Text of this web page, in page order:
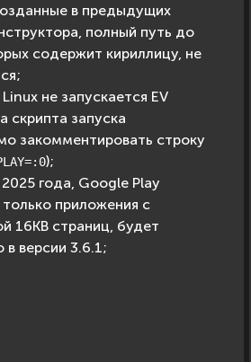
в предыдущих
полный путь до
содержит кириллицу, не
не запускается EV
скрипта запуска
закомментировать строку
);
года, Google Play
приложения с
16KB страниц, будет
в версии 3.6.1;